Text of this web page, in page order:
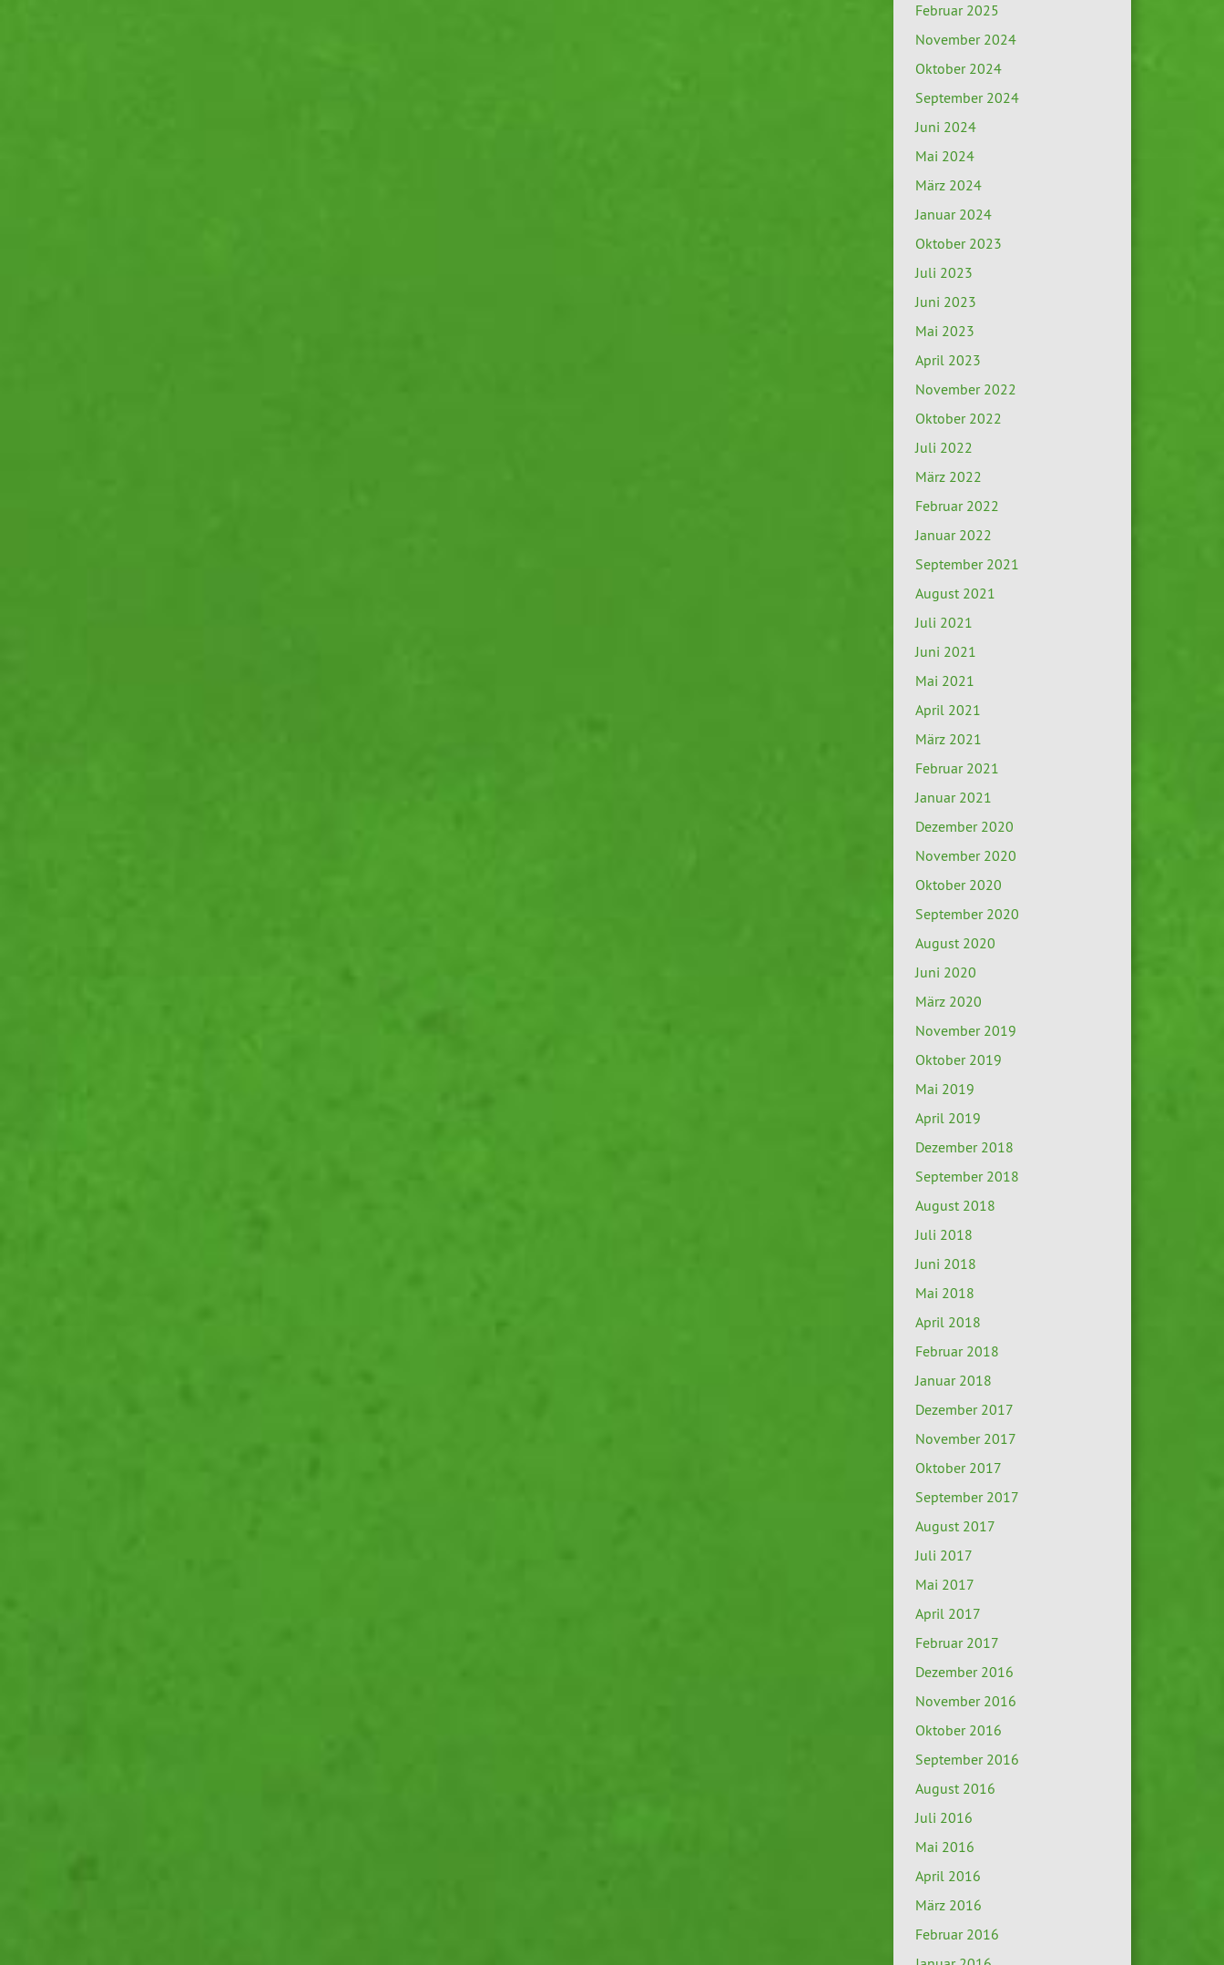
Februar 2025
November 2024
Oktober 2024
September 2024
Juni 2024
Mai 2024
März 2024
Januar 2024
Oktober 2023
Juli 2023
Juni 2023
Mai 2023
April 2023
November 2022
Oktober 2022
Juli 2022
März 2022
Februar 2022
Januar 2022
September 2021
August 2021
Juli 2021
Juni 2021
Mai 2021
April 2021
März 2021
Februar 2021
Januar 2021
Dezember 2020
November 2020
Oktober 2020
September 2020
August 2020
Juni 2020
März 2020
November 2019
Oktober 2019
Mai 2019
April 2019
Dezember 2018
September 2018
August 2018
Juli 2018
Juni 2018
Mai 2018
April 2018
Februar 2018
Januar 2018
Dezember 2017
November 2017
Oktober 2017
September 2017
August 2017
Juli 2017
Mai 2017
April 2017
Februar 2017
Dezember 2016
November 2016
Oktober 2016
September 2016
August 2016
Juli 2016
Mai 2016
April 2016
März 2016
Februar 2016